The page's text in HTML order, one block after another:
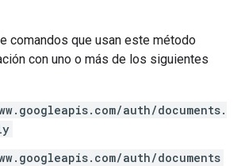
comandos que usan este método
con uno o más de los siguientes
auth/documents.
auth/documents